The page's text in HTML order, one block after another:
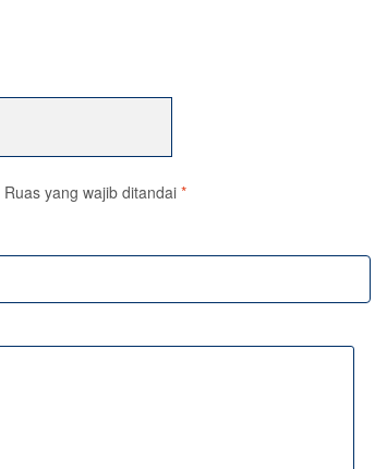
Ruas yang wajib ditandai *